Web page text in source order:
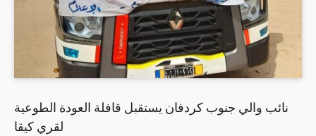
نائب والي جنوب كردفان يستقبل قافلة العودة الطوعية
لقري كيقا